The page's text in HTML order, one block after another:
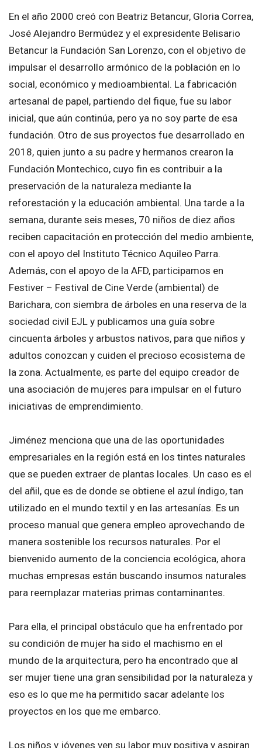
En el año 2000 creó con Beatriz Betancur, Gloria Correa,
José Alejandro Bermúdez y el expresidente Belisario
Betancur la Fundación San Lorenzo, con el objetivo de
impulsar el desarrollo armónico de la población en lo
social, económico y medioambiental. La fabricación
artesanal de papel, partiendo del fique, fue su labor
inicial, que aún continúa, pero ya no soy parte de esa
fundación. Otro de sus proyectos fue desarrollado en
2018, quien junto a su padre y hermanos crearon la
Fundación Montechico, cuyo fin es contribuir a la
preservación de la naturaleza mediante la
reforestación y la educación ambiental. Una tarde a la
semana, durante seis meses, 70 niños de diez años
reciben capacitación en protección del medio ambiente,
con el apoyo del Instituto Técnico Aquileo Parra.
Además, con el apoyo de la AFD, participamos en
Festiver – Festival de Cine Verde (ambiental) de
Barichara, con siembra de árboles en una reserva de la
sociedad civil EJL y publicamos una guía sobre
cincuenta árboles y arbustos nativos, para que niños y
adultos conozcan y cuiden el precioso ecosistema de
la zona. Actualmente, es parte del equipo creador de
una asociación de mujeres para impulsar en el futuro
iniciativas de emprendimiento.
Jiménez menciona que una de las oportunidades
empresariales en la región está en los tintes naturales
que se pueden extraer de plantas locales. Un caso es el
del añil, que es de donde se obtiene el azul índigo, tan
utilizado en el mundo textil y en las artesanías. Es un
proceso manual que genera empleo aprovechando de
manera sostenible los recursos naturales. Por el
bienvenido aumento de la conciencia ecológica, ahora
muchas empresas están buscando insumos naturales
para reemplazar materias primas contaminantes.
Para ella, el principal obstáculo que ha enfrentado por
su condición de mujer ha sido el machismo en el
mundo de la arquitectura, pero ha encontrado que al
ser mujer tiene una gran sensibilidad por la naturaleza y
eso es lo que me ha permitido sacar adelante los
proyectos en los que me embarco.
Los niños y jóvenes ven su labor muy positiva y aspiran